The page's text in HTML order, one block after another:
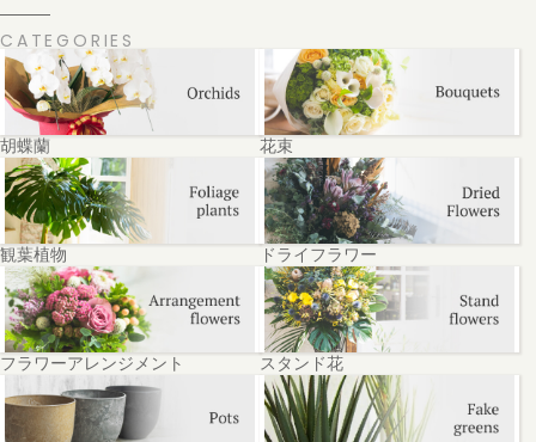
CATEGORIES
胡蝶蘭 花束
観葉植物 ドライフラワー
フラワーアレンジメント スタンド花